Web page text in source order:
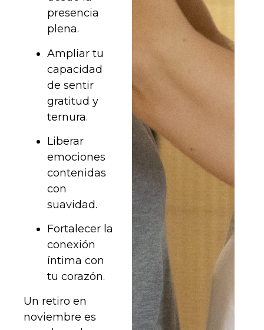
presencia
plena.
Ampliar tu
capacidad
de sentir
gratitud y
ternura.
Liberar
emociones
contenidas
con
suavidad.
Fortalecer la
conexión
íntima con
tu corazón.
Un retiro en
noviembre es